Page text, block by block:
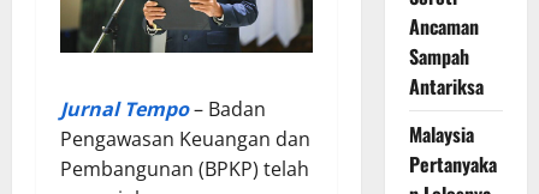
Jurnal Tempo– Badan
Pengawasan Keuangan dan
Pembangunan (BPKP) telah
Ancaman
Sampah
Antariksa
Malaysia
Pertanyaka